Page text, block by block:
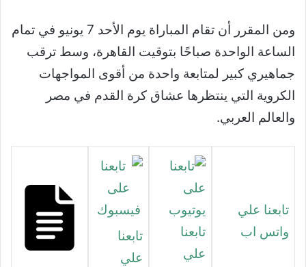
ومن المقرر أن تقام المباراة يوم الأحد 7 يونيو في تمام
الساعة الواحدة صباحًا بتوقيت القاهرة، وسط ترقب
جماهيري كبير لمتابعة واحدة من أقوى المواجهات
الكروية التي ينتظرها عشاق كرة القدم في مصر
والعالم العربي.
تابعنا علي
واتس اب
تابعنا
علي
تابعنا
علي